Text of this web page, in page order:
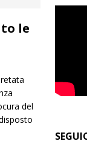
è un
le
del